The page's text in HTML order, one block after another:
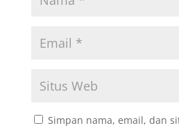
Simpan nama, email, dan